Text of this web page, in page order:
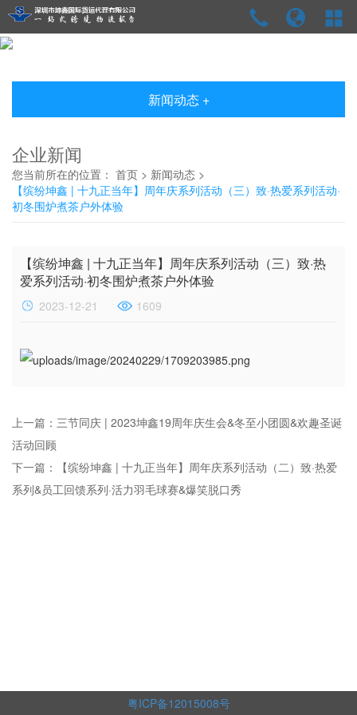
新闻动态 +
企业新闻
您当前所在的位置： 首页 > 新闻动态 >
【缤纷坤鑫 | 十九正当年】周年庆系列活动（三）致·热爱系列活动·
初冬围炉煮茶户外体验
【缤纷坤鑫 | 十九正当年】周年庆系列活动（三）致·热
爱系列活动·初冬围炉煮茶户外体验
2023-12-21 1609
上一篇：三节同庆 | ​2023坤鑫19周年庆生会&冬至小团圆&欢趣圣诞
活动回顾
下一篇：【缤纷坤鑫 | 十九正当年】周年庆系列活动（二）致·热爱
系列&员工回馈系列·活力羽毛球赛&爆笑脱口秀
粤ICP备12015008号